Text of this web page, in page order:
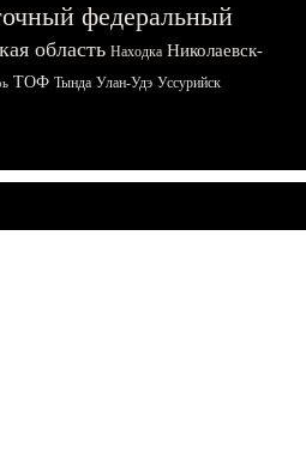
федеральный
область Находка Николаевск-
ТОФ Тында Улан-Удэ Уссурийск